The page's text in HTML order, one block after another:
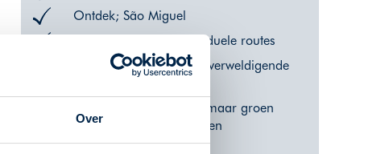
Over
Ontdek; São Miguel
Wandel prachtige individuele routes
Geniet van het van de overweldigende
Verken een vulkanisch, maar groen
landschap en ruige kusten